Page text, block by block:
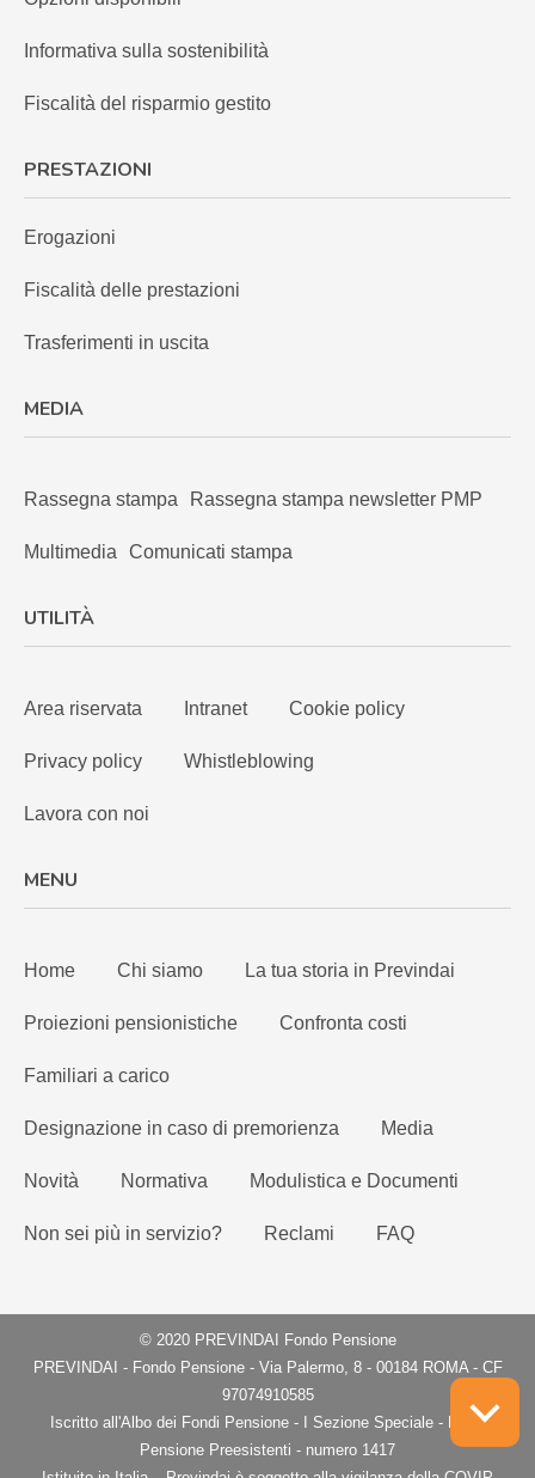
Informativa sulla sostenibilità
Fiscalità del risparmio gestito
PRESTAZIONI
Erogazioni
Fiscalità delle prestazioni
Trasferimenti in uscita
MEDIA
Rassegna stampa Rassegna stampa newsletter PMP
Multimedia Comunicati stampa
UTILITÀ
Area riservata Intranet Cookie policy
Privacy policy Whistleblowing
Lavora con noi
MENU
Home Chi siamo La tua storia in Previndai
Proiezioni pensionistiche Confronta costi
Familiari a carico
Designazione in caso di premorienza Media
Novità Normativa Modulistica e Documenti
Non sei più in servizio? Reclami FAQ
© 2020 PREVINDAI Fondo Pensione
PREVINDAI - Fondo Pensione - Via Palermo, 8 - 00184 ROMA - CF
97074910585
Iscritto all'Albo dei Fondi Pensione - I Sezione Speciale - Fondi
Pensione Preesistenti - numero 1417